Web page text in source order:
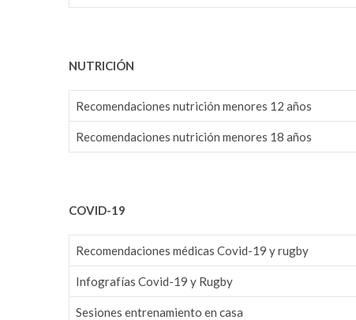
NUTRICIÓN
Recomendaciones nutrición menores 12 años
Recomendaciones nutrición menores 18 años
COVID-19
Recomendaciones médicas Covid-19 y rugby
Infografías Covid-19 y Rugby
Sesiones entrenamiento en casa